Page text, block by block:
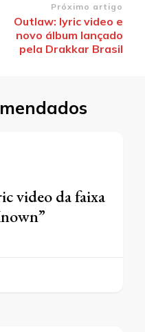
Próximo artigo
Outlaw: lyric video e
novo álbum lançado
pela Drakkar Brasil
video da faixa